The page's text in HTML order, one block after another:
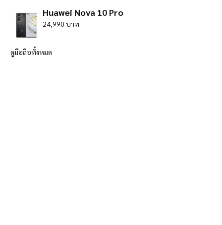
Huawei Nova 10 Pro
24,990 บาท
ดูมือถือทั้งหมด